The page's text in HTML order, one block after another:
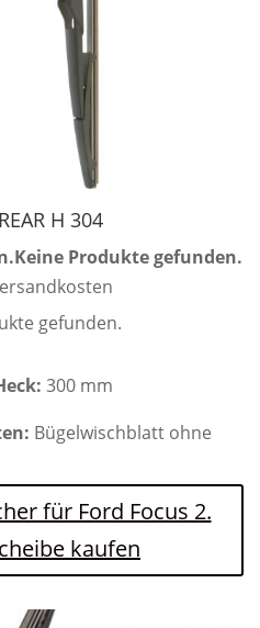
H 304
Keine Produkte gefunden.
gefunden.
300 mm
Bügelwischblatt ohne
für Ford Focus 2.
kaufen